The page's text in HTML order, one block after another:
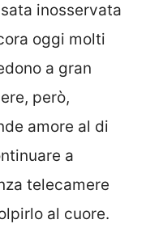
inosservata
oggi molti
a gran
però,
amore al di
a
telecamere
al cuore.